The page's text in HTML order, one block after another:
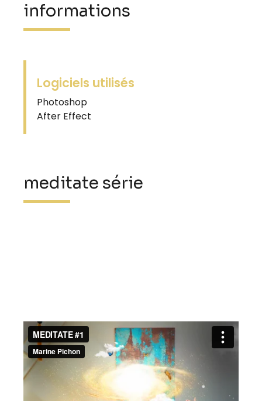
informations
Logiciels utilisés
Photoshop
After Effect
meditate série